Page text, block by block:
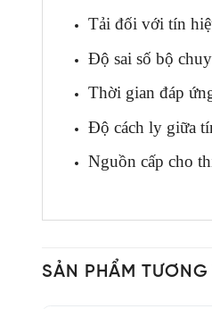
Tải đối với tín
Độ sai số bộ
Thời gian đáp
Độ cách ly giữa
Nguồn cấp cho
SẢN PHẨM TƯƠNG